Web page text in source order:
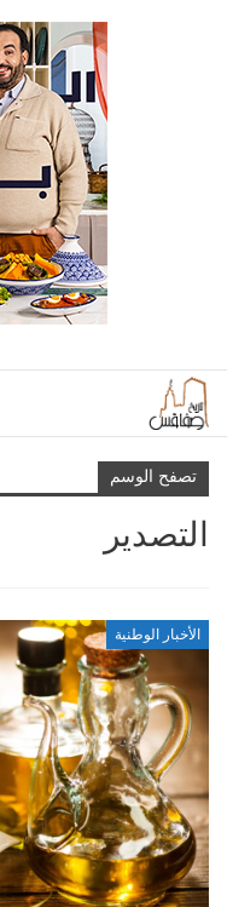
تصفح الوسم
التصدير
الأخبار الوطنية